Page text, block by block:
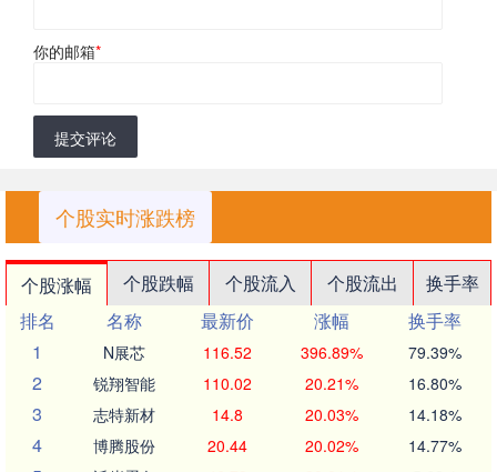
你的邮箱*
提交评论
个股实时涨跌榜
个股涨幅 个股跌幅 个股流入 个股流出
换手率
排名
名称 最新价 涨幅
换手率
1
N展芯 116.52 396.89% 79.39%
2 锐翔智能 110.02 20.21% 16.80%
3 志特新材 14.8 20.03% 14.18%
4 博腾股份 20.44 20.02% 14.77%